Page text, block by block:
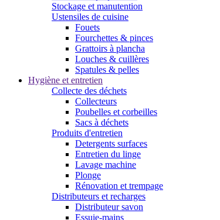
Stockage et manutention
Ustensiles de cuisine
Fouets
Fourchettes & pinces
Grattoirs à plancha
Louches & cuillères
Spatules & pelles
Hygiène et entretien
Collecte des déchets
Collecteurs
Poubelles et corbeilles
Sacs à déchets
Produits d'entretien
Detergents surfaces
Entretien du linge
Lavage machine
Plonge
Rénovation et trempage
Distributeurs et recharges
Distributeur savon
Essuie-mains